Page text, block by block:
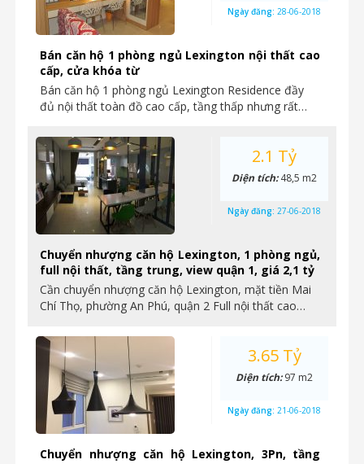
Bán căn hộ 1 phòng ngủ Lexington nội thất cao
cấp, cửa khóa từ
Bán căn hộ 1 phòng ngủ Lexington Residence đầy
đủ nội thất toàn đồ cao cấp, tầng thấp nhưng rất…
Ngày đăng: 28-06-2018
Chuyển nhượng căn hộ Lexington, 1 phòng ngủ,
full nội thất, tầng trung, view quận 1, giá 2,1 tỷ
Cần chuyển nhượng căn hộ Lexington, mặt tiền Mai
Chí Thọ, phường An Phú, quận 2 Full nội thất cao…
2.1 Tỷ
Diện tích:48,5 m2
Ngày đăng: 27-06-2018
Chuyển nhượng căn hộ Lexington, 3Pn, tầng
3.65 Tỷ
Diện tích:97 m2
Ngày đăng: 21-06-2018